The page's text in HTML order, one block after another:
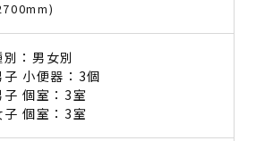
別：男女別
子 小便器：3個
子 個室：3室
子 個室：3室